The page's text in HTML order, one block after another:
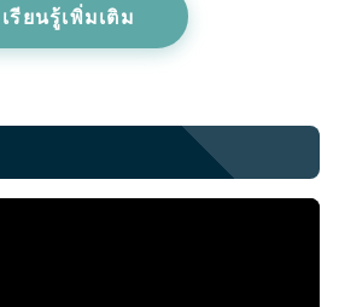
เรียนรู้เพิ่มเติม